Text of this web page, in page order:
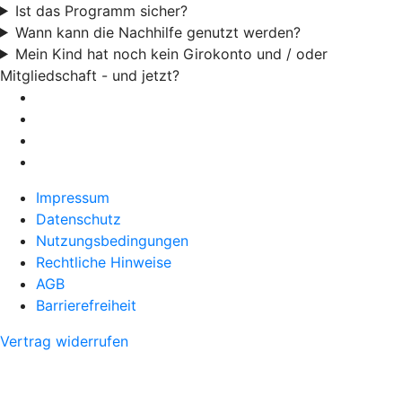
Ist das Programm sicher?
Wann kann die Nachhilfe genutzt werden?
Mein Kind hat noch kein Girokonto und / oder
Mitgliedschaft - und jetzt?
Impressum
Datenschutz
Nutzungsbedingungen
Rechtliche Hinweise
AGB
Barrierefreiheit
Vertrag widerrufen